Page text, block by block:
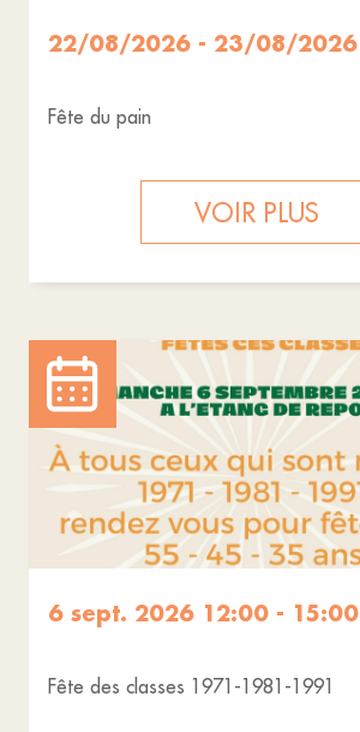
22/08/2026 - 23/08/2026
Fête du pain
VOIR PLUS
6 sept. 2026 12:00 - 15:00
Fête des classes 1971-1981-1991